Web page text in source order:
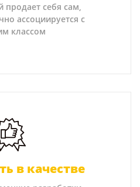
себя сам,
ассоциируется с
классом
в качестве